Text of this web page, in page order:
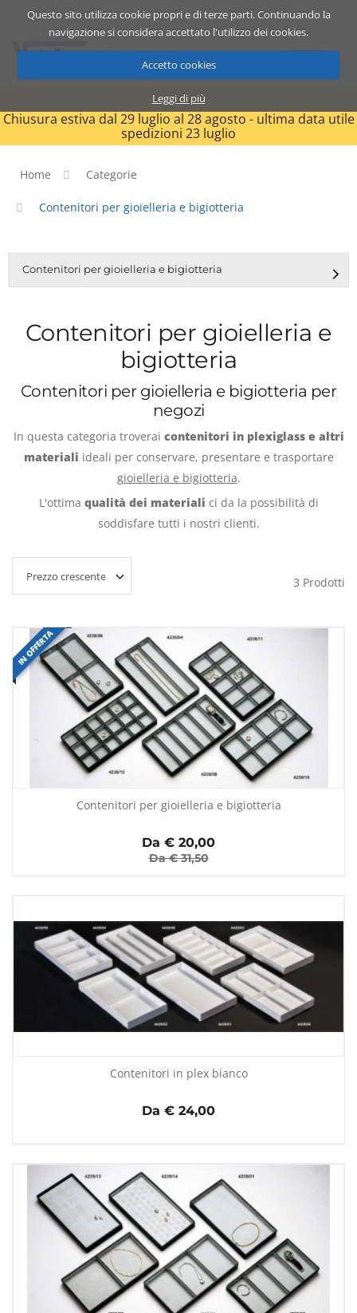
Questo sito utilizza cookie propri e di terze parti. Continuando la
navigazione si considera accettato l'utilizzo dei cookies.
Accetto cookies
Leggi di più
Catalogo Carrello ITA
Chiusura estiva dal 29 luglio al 28 agosto - ultima data utile
spedizioni 23 luglio
Home Categorie
Contenitori per gioielleria e bigiotteria
Contenitori per gioielleria e bigiotteria
Contenitori per gioielleria e
bigiotteria
Contenitori per gioielleria e bigiotteria per
negozi
In questa categoria troverai contenitori in plexiglass e altri
materiali ideali per conservare, presentare e trasportare
gioielleria e bigiotteria.
L'ottima qualità dei materiali ci da la possibilità di
soddisfare tutti i nostri clienti.
3 Prodotti
IN OFFERTA
Contenitori per gioielleria e bigiotteria
Da € 20,00
Da €31,50
Contenitori in plex bianco
Da € 24,00